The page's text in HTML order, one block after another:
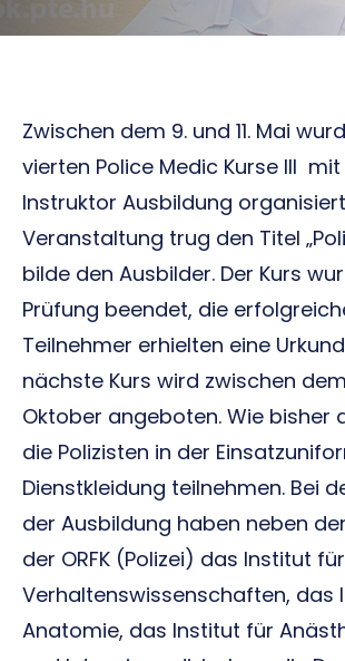
Zwischen dem 9. und 11. Mai
vierten Police Medic Kurse III
Instruktor Ausbildung
Veranstaltung trug den Titel
bilde den Ausbilder. Der Kurs
Prüfung beendet, die
Teilnehmer erhielten eine
nächste Kurs wird zwischen dem
Oktober angeboten. Wie bisher
die Polizisten in der
Dienstkleidung teilnehmen. Bei
der Ausbildung haben neben
der ORFK (Polizei) das Institut für
Verhaltenswissenschaften, das
Anatomie, das Institut für